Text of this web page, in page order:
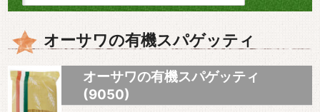
オーサワの有機スパゲッティ
オーサワの有機スパゲッティ
(9050)